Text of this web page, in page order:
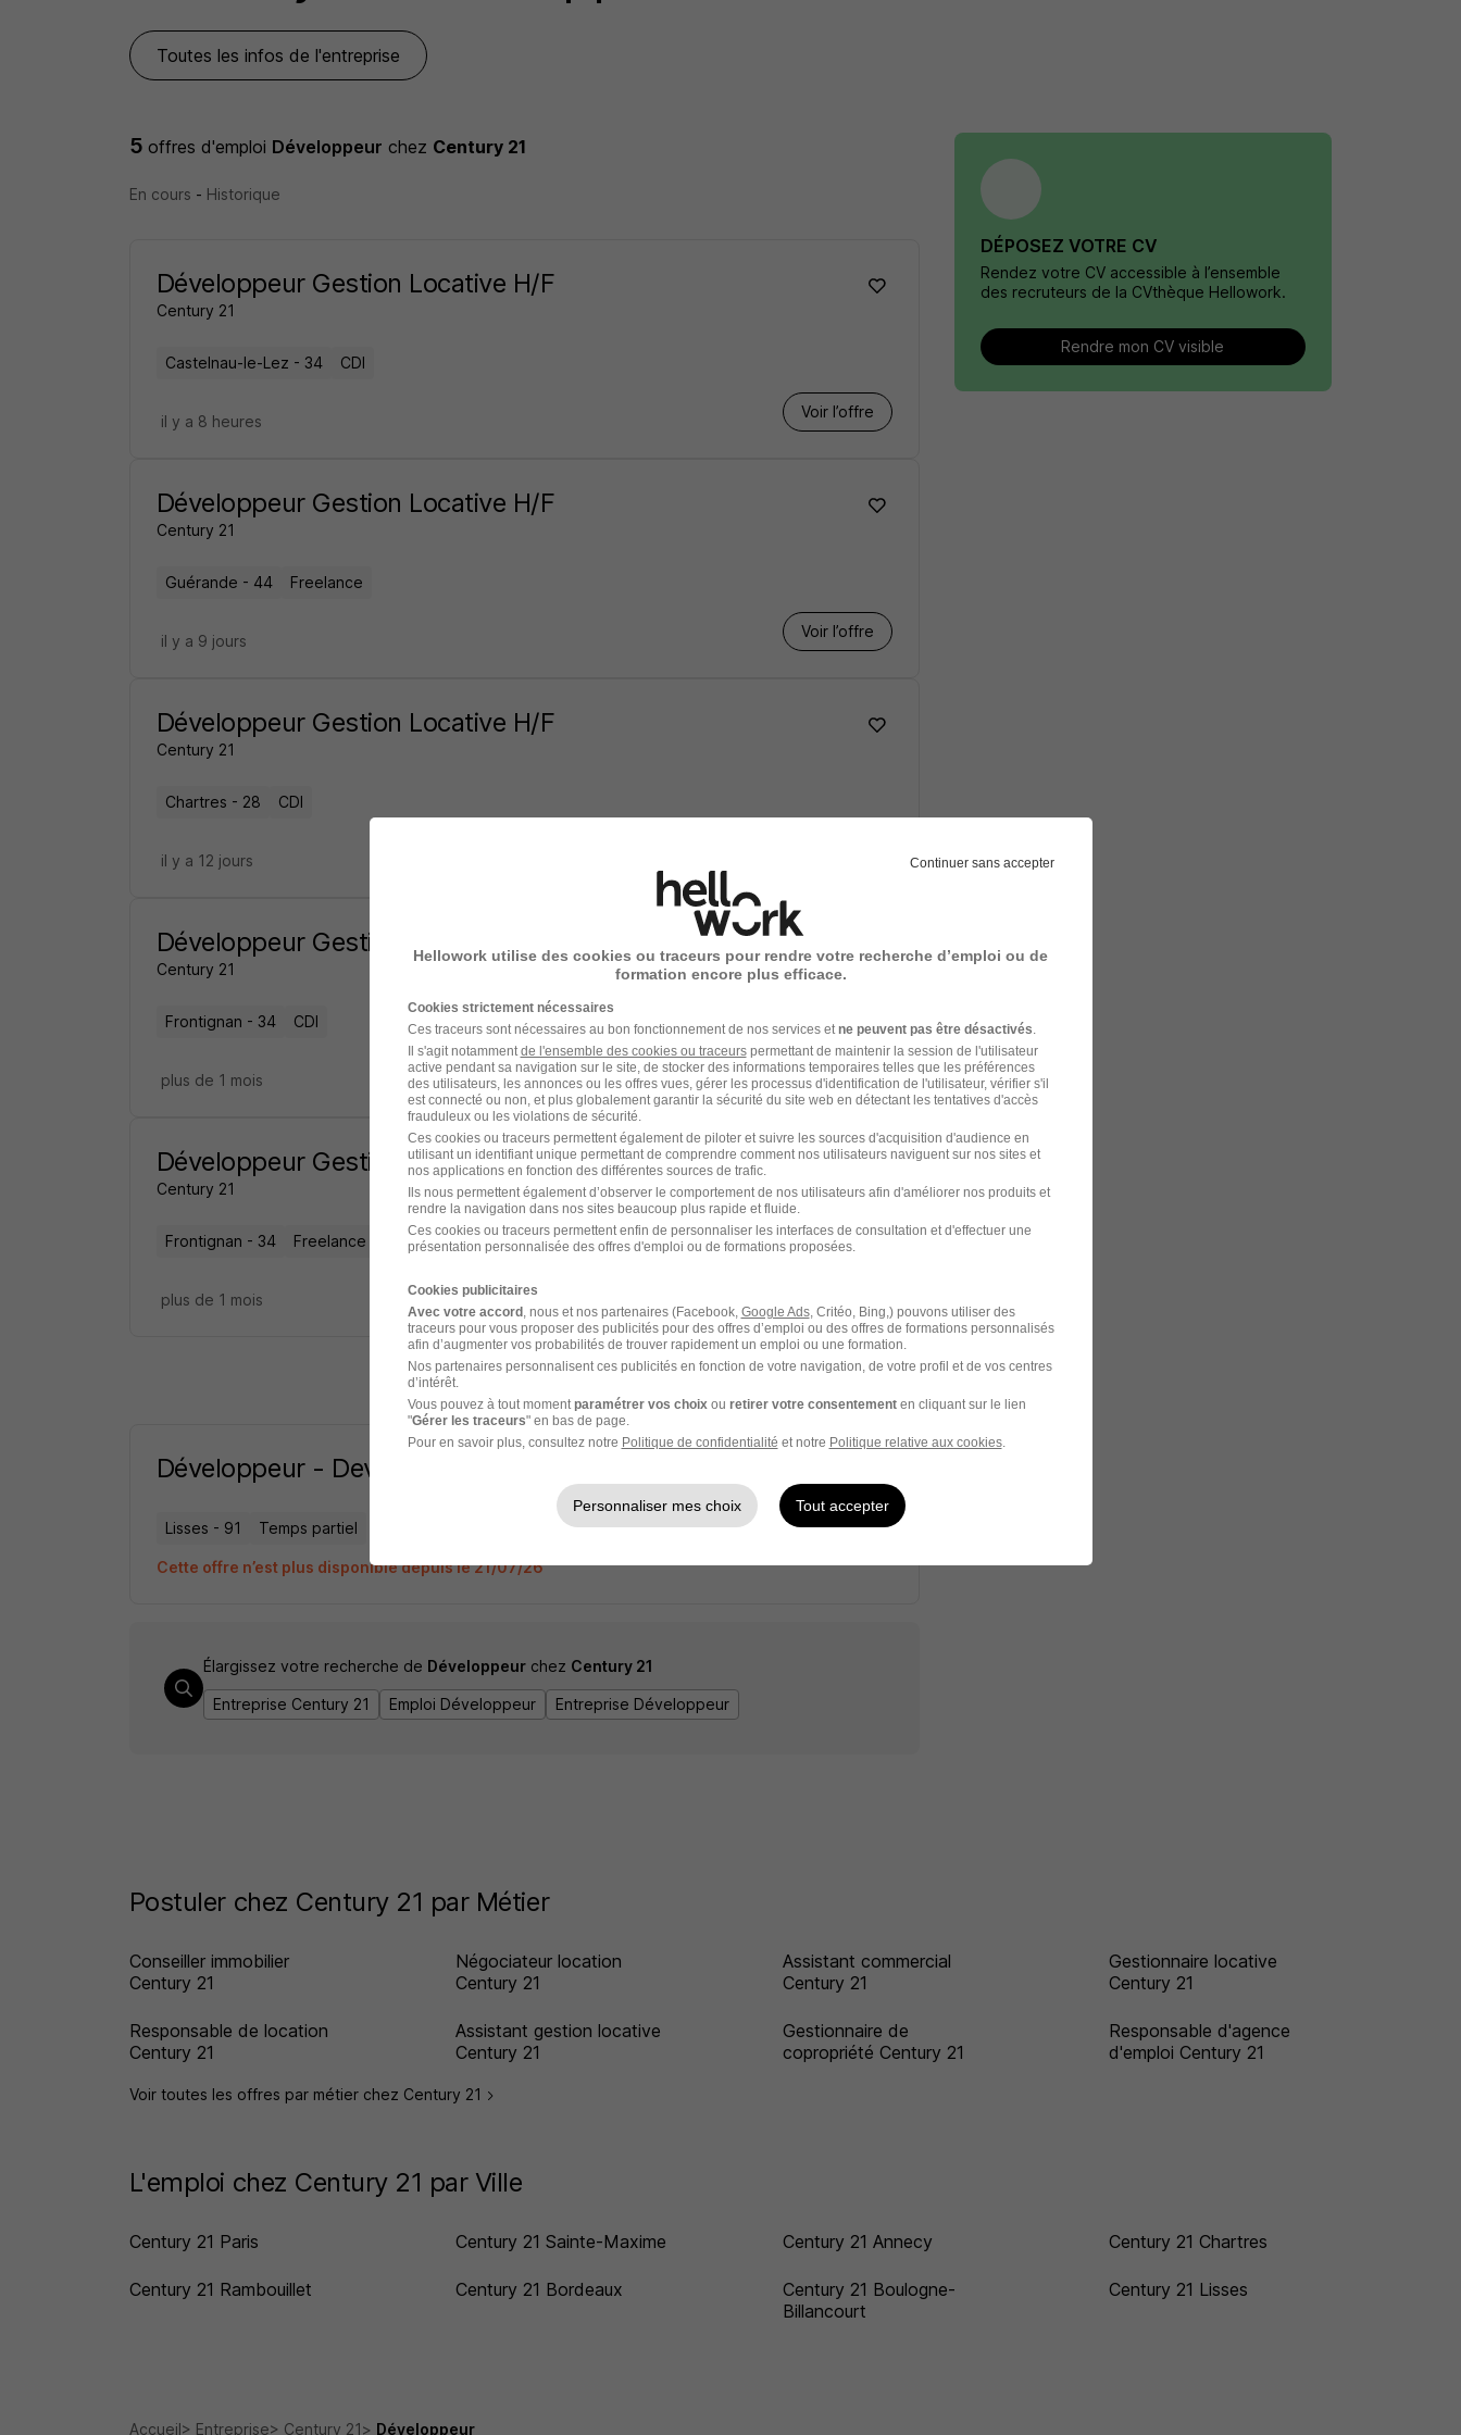
Toutes les infos de l'entreprise
5offres d'emploi Développeur chez Century 21
En cours - Historique
Développeur Gestion Locative H/F
Century 21
Castelnau-le-Lez - 34 CDI
Voir l’offre
il y a 8 heures
Développeur Gestion Locative H/F
Century 21
Guérande - 44 Freelance
Voir l’offre
il y a 9 jours
Développeur Gestion Locative H/F
Century 21
Chartres - 28 CDI
il y a 12 jours
Développeur Gestion Locative H/F
Century 21
Frontignan - 34 CDI
Voir l’offre
plus de 1 mois
Développeur Gestion Locative H/F
Century 21
Frontignan - 34 Freelance
plus de 1 mois
1
Développeur - Developpeuse Réseau de Franchises H/F
Lisses - 91 Temps partiel
Cette offre n’est plus disponible depuis le 21/07/26
Élargissez votre recherche de Développeurchez Century 21
Entreprise Century 21 Emploi Développeur Entreprise Développeur
DÉPOSEZ VOTRE CV
Rendez votre CV accessible à l’ensemble
des recruteurs de la CVthèque Hellowork.
Rendre mon CV visible
Postuler chez Century 21 par Métier
Conseiller immobilier
Century 21
Négociateur location
Century 21
Assistant commercial
Century 21
Gestionnaire locative
Century 21
Responsable de location
Century 21
Assistant gestion locative
Century 21
Gestionnaire de
copropriété Century 21
Responsable d'agence
d'emploi Century 21
Voir toutes les offres par métier chez Century 21
L'emploi chez Century 21 par Ville
Century 21 Paris Century 21 Sainte-Maxime Century 21 Annecy Century 21 Chartres
Century 21 Rambouillet Century 21 Bordeaux
Century 21 Boulogne-
Billancourt
Century 21 Lisses
Accueil Entreprise Century 21 Développeur
Continuer sans accepter
Hellowork utilise des cookies ou traceurs pour rendre votre recherche d’emploi ou de
formation encore plus efficace.
Cookies strictement nécessaires
Ces traceurs sont nécessaires au bon fonctionnement de nos services etne peuvent pas être désactivés.
Il s'agit notammentde l'ensemble des cookies ou traceurspermettant de maintenir la session de l'utilisateur
active pendant sa navigation sur le site, de stocker des informations temporaires telles que les préférences
des utilisateurs, les annonces ou les offres vues, gérer les processus d'identification de l'utilisateur, vérifier s'il
est connecté ou non, et plus globalement garantir la sécurité du site web en détectant les tentatives d'accès
frauduleux ou les violations de sécurité.
Ces cookies ou traceurs permettent également de piloter et suivre les sources d'acquisition d'audience en
utilisant un identifiant unique permettant de comprendre comment nos utilisateurs naviguent sur nos sites et
nos applications en fonction des différentes sources de trafic.
Ils nous permettent également d’observer le comportement de nos utilisateurs afin d'améliorer nos produits et
rendre la navigation dans nos sites beaucoup plus rapide et fluide.
Ces cookies ou traceurs permettent enfin de personnaliser les interfaces de consultation et d'effectuer une
présentation personnalisée des offres d'emploi ou de formations proposées.
Cookies publicitaires
Avec votre accord , nous et nos partenaires (Facebook, Google Ads, Critéo, Bing,) pouvons utiliser des
traceurs pour vous proposer des publicités pour des offres d’emploi ou des offres de formations personnalisés
afin d’augmenter vos probabilités de trouver rapidement un emploi ou une formation.
Nos partenaires personnalisent ces publicités en fonction de votre navigation, de votre profil et de vos centres
d’intérêt.
Vous pouvez à tout momentparamétrer vos choixou retirer votre consentementen cliquant sur le lien
"Gérer les traceurs" en bas de page.
Pour en savoir plus, consultez notre Politique de confidentialité et notre Politique relative aux cookies.
Personnaliser mes choix Tout accepter